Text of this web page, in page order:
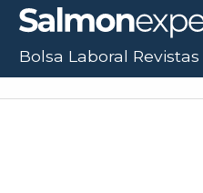
Bolsa Laboral Revistas